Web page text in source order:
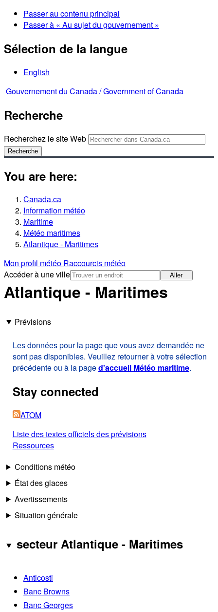
Passer au contenu principal
Passer à « Au sujet du gouvernement »
Sélection de la langue
English
Gouvernement du Canada /Government of Canada
Recherche
Recherchez le site Web
Recherche
You are here:
Canada.ca
Information météo
Maritime
Météo maritimes
Atlantique - Maritimes
Mon profil météo Raccourcis météo
Accéder à une ville
Aller
Atlantique - Maritimes
Prévisions
Les données pour la page que vous avez demandée ne
sont pas disponibles. Veuillez retourner à votre sélection
précédente ou à la paged'accueil Météo maritime.
Stay connected
ATOM
Liste des textes officiels des prévisions
Ressources
Conditions météo
État des glaces
Avertissements
Situation générale
secteur Atlantique - Maritimes
Anticosti
Banc Browns
Banc Georges